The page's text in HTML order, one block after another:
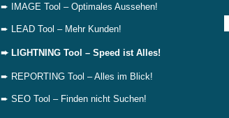
➨ IMAGE Tool – Optimales Aussehen!
➨ LEAD Tool – Mehr Kunden!
➨ LIGHTNING Tool – Speed ist Alles!
➨ REPORTING Tool – Alles im Blick!
➨ SEO Tool – Finden nicht Suchen!